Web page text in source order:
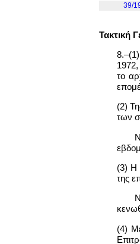
39/
Τακτική
το
(2)
των
(3) Η
της
(4)